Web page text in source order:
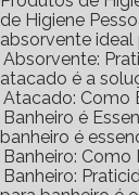
de Higiene
absorvente
Absorvente:
atacado é a
Atacado:
Banheiro é
banheiro é
Banheiro:
Banheiro: